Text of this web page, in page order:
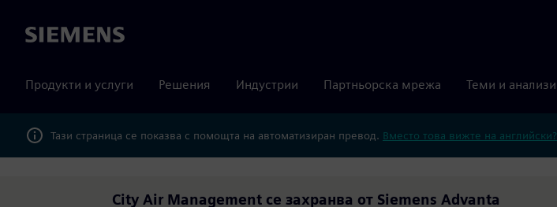
Siemens
Продукти и услуги Решения Индустрии Партньорска мрежа Теми и анализи
Тази страница се показва с помощта на автоматизиран превод. Вместо това вижте на английски?
City Air Management се захранва от Siemens Advanta